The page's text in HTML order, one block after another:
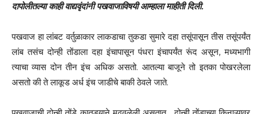
दापोलीतल्या काही वाद्यवृंदांनी पखवाजाविषयी आम्हाला माहीती दिली.
पखवाज हा लांबट वर्तुळाकार लाकडाचा तुकडा सुमारे दहा तसूंपासून तीस तसूंपर्यंत
लांब तसंच दोन्ही तोंडाला दहा इंचापासून पंधरा इंचापर्यंत रूंद असून, मध्यभागी
त्याचा व्यास दोन तीन इंच अधिक असतो. आतल्या बाजूने तो इतका पोखरलेला
असतो की ते लाकूड अर्ध इंच जाडीचे बाकी ठेवले जाते.